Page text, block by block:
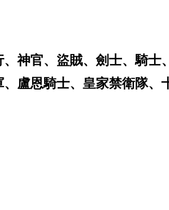
神官、盜賊、劍士、騎士
盧恩騎士、皇家禁衛隊、